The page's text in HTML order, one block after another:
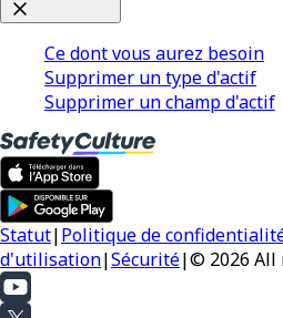
Ce dont vous aurez besoin
Supprimer un type d'actif
Supprimer un champ d'actif
Statut|Politique de
d'utilisation|Sécurité|© 2026 All